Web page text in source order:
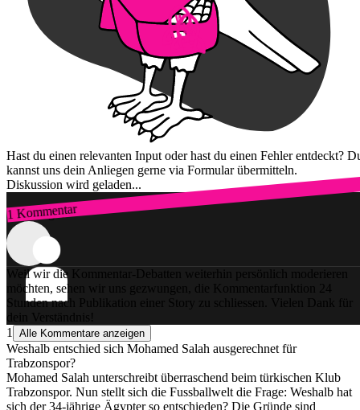
Hast du einen relevanten Input oder hast du einen Fehler entdeckt?
kannst uns dein Anliegen gerne via Formular übermitteln.
Diskussion wird geladen...
1 Kommentar
Zum Login
Weil wir die Kommentar-Debatten weiterhin persönlich moderieren
möchten, sehen wir uns gezwungen, die Kommentarfunktion 24
Stunden nach Publikation einer Story zu schliessen. Vielen Dank für
dein Verständnis!
1
Alle Kommentare anzeigen
Weshalb entschied sich Mohamed Salah ausgerechnet für
Trabzonspor?
Mohamed Salah unterschreibt überraschend beim türkischen Klub
Trabzonspor. Nun stellt sich die Fussballwelt die Frage: Weshalb hat
sich der 34-jährige Ägypter so entschieden? Die Gründe sind